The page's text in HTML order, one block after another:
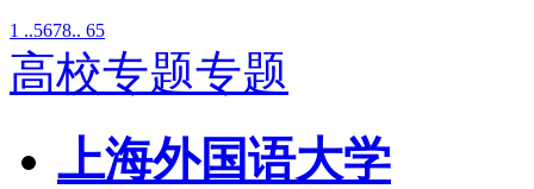
1 ..5678.. 65
高校专题专题
上海外国语大学